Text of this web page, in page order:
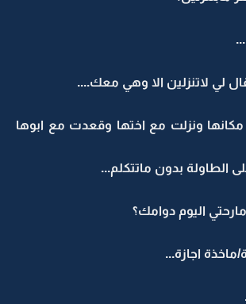
لي لاتنزلين الا وهي معك....
ونزلت مع اختها وقعدت مع ابوها
الطاولة بدون ماتتكلم...
اليوم دوامك؟
ماخذة اجازة...